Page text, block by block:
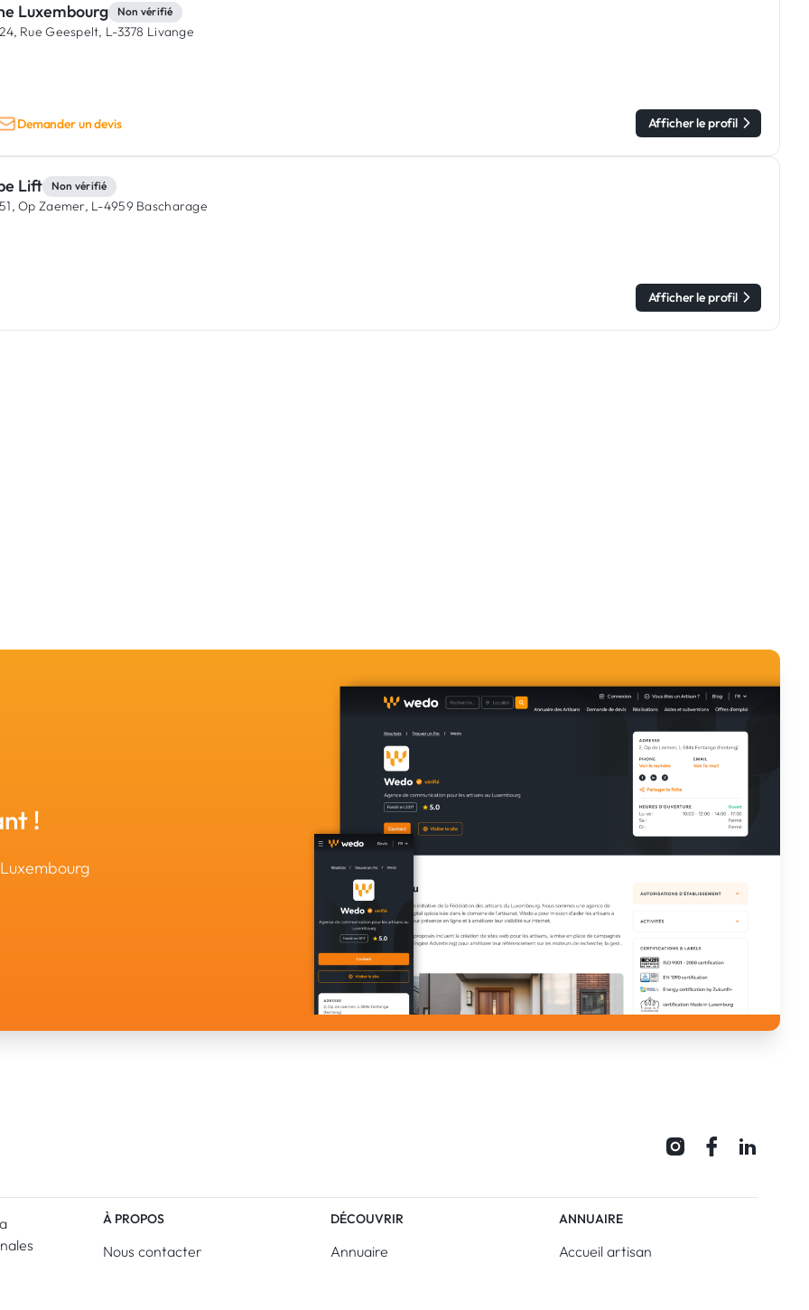
Luxembourg Non vérifié
24, Rue Geespelt, L-3378 Livange
Demander un devis Afficher le profil
Lift Non vérifié
51, Op Zaemer, L-4959 Bascharage
Afficher le profil
!
À PROPOS
Nous contacter
DÉCOUVRIR
Annuaire
ANNUAIRE
Accueil artisan